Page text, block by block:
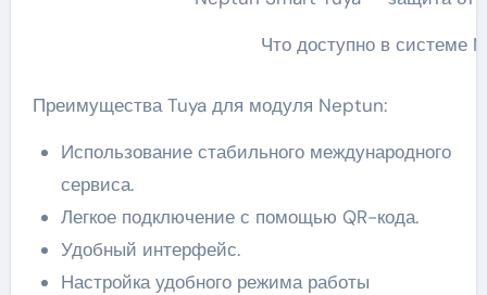
Что доступно в системе
Преимущества Tuya для модуля Neptun:
Использование стабильного международного
сервиса.
Легкое подключение с помощью QR-кода.
Удобный интерфейс.
Настройка удобного режима работы